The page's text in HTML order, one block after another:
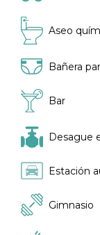
Aseo
Bañera
Bar
Desague
Estación
Gimnasio